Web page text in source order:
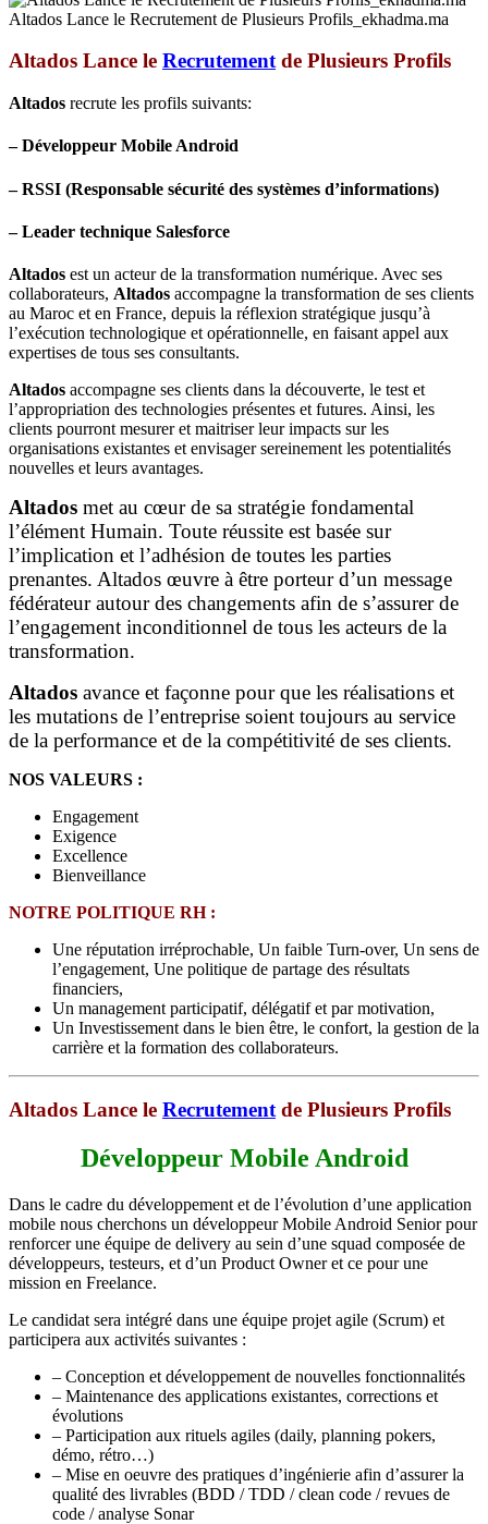
Altados Lance le Recrutement de Plusieurs Profils_ekhadma.ma
Altados Lance le Recrutementde Plusieurs Profils
Altados recrute les profils suivants:
– Développeur Mobile Android
– RSSI (Responsable sécurité des systèmes d’informations)
– Leader technique Salesforce
Altados est un acteur de la transformation numérique. Avec ses
collaborateurs, Altados accompagne la transformation de ses clients
au Maroc et en France, depuis la réflexion stratégique jusqu’à
l’exécution technologique et opérationnelle, en faisant appel aux
expertises de tous ses consultants.
Altados accompagne ses clients dans la découverte, le test et
l’appropriation des technologies présentes et futures. Ainsi, les
clients pourront mesurer et maitriser leur impacts sur les
organisations existantes et envisager sereinement les potentialités
nouvelles et leurs avantages.
Altados met au cœur de sa stratégie fondamental
l’élément Humain. Toute réussite est basée sur
l’implication et l’adhésion de toutes les parties
prenantes. Altados œuvre à être porteur d’un message
fédérateur autour des changements afin de s’assurer de
l’engagement inconditionnel de tous les acteurs de la
transformation.
Altados avance et façonne pour que les réalisations et
les mutations de l’entreprise soient toujours au service
de la performance et de la compétitivité de ses clients.
NOS VALEURS :
Engagement
Exigence
Excellence
Bienveillance
NOTRE POLITIQUE RH :
Une réputation irréprochable, Un faible Turn-over, Un sens de
l’engagement, Une politique de partage des résultats
financiers,
Un management participatif, délégatif et par motivation,
Un Investissement dans le bien être, le confort, la gestion de la
carrière et la formation des collaborateurs.
Altados Lance le Recrutement de Plusieurs Profils
Développeur Mobile Android
Dans le cadre du développement et de l’évolution d’une application
mobile nous cherchons un développeur Mobile Android Senior pour
renforcer une équipe de delivery au sein d’une squad composée de
développeurs, testeurs, et d’un Product Owner et ce pour une
mission en Freelance.
Le candidat sera intégré dans une équipe projet agile (Scrum) et
participera aux activités suivantes :
– Conception et développement de nouvelles fonctionnalités
– Maintenance des applications existantes, corrections et
évolutions
– Participation aux rituels agiles (daily, planning pokers,
démo, rétro…)
– Mise en oeuvre des pratiques d’ingénierie afin d’assurer la
qualité des livrables (BDD / TDD / clean code / revues de
code / analyse Sonar